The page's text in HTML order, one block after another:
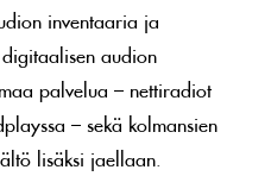
inventaaria ja
audion
palvelua – nettiradiot
– sekä kolmansien
lisäksi jaellaan.